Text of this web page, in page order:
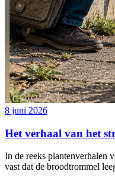
8 juni 2026
Het verhaal van het
In de reeks plantenverhalen
vast dat de broodtrommel